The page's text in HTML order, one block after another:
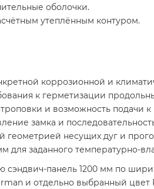
оболочки.
утеплённым контуром.
коррозионной и
к герметизации
и возможность подачи
замка и
геометрией несущих дуг и
для заданного температурно-
сэндвич-панель 1200 мм по
и отдельно выбранный цвет